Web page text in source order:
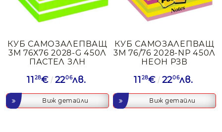
КУБ САМОЗАЛЕПВАЩ
3М 76Х76 2028-G 450Л
ПАСТЕЛ ЗЛН
11 28€ 2206лв.
Виж детайли
КУБ САМОЗАЛЕПВАЩ
3М 76/76 2028-NР 450Л
НЕОН РЗВ
11 28€ 2206лв.
Виж детайли